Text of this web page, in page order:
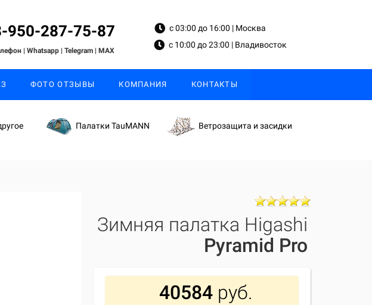
950-287-75-87
| Whatsapp | Telegram | MAX
с 03:00 до 16:00 | Москва
с 10:00 до 23:00 | Владивосток
ФОТО ОТЗЫВЫ КОМПАНИЯ КОНТАКТЫ
Палатки TauMANN Ветрозащита и засидки
Зимняя палатка Higashi
Pyramid Pro
40584 руб.